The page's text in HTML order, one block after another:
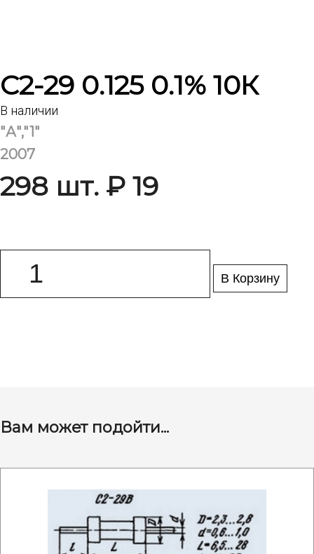
С2-29 0.125 0.1% 10К
В наличии
"А","1"
2007
298 шт. ₽ 19
В Корзину
Вам может подойти...